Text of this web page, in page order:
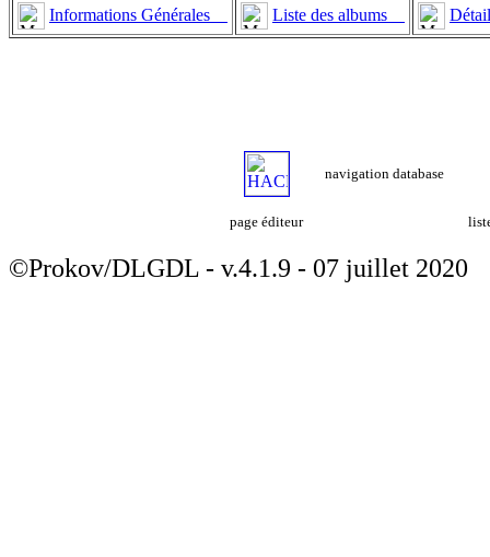
Informations Générales Liste des albums
navigation database
page éditeur
©Prokov/DLGDL - v.4.1.9 - 07 juillet 2020